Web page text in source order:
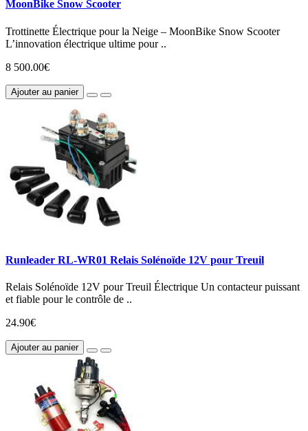
MoonBike Snow Scooter
Trottinette Électrique pour la Neige – MoonBike Snow Scooter
L’innovation électrique ultime pour ..
8 500.00€
Ajouter au panier
Runleader RL-WR01 Relais Solénoïde 12V pour Treuil
Relais Solénoïde 12V pour Treuil Électrique Un contacteur puissant
et fiable pour le contrôle de ..
24.90€
Ajouter au panier